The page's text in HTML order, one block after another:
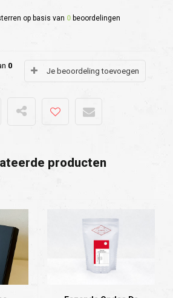
op basis van 0 beoordelingen
0
Je beoordeling toevoegen
producten